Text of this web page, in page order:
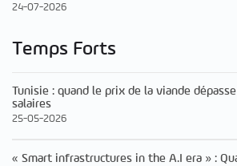
24-07-2026
Temps Forts
Tunisie : quand le prix de la viande
salaires
25-05-2026
« Smart infrastructures in the A.I era » :